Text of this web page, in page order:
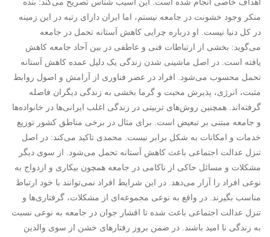
اهداف خاصی انجام شده است. این آسیب شناس تصریح می‌کند: بنده
منکر وجود خشونت در جامعه نیستم، اما ایران دارای رتبه در این زمینه
در کل دنیا نیست. او درباره چرایی کاهش آستانه تحمل در جامعه
می‌گوید: بخشی از ارتباطات فنی و عاطفی در بین آحاد جامعه کاهش
یافته است. در اصل ماشینی شدن زندگی یک دلیل عمده کاهش آستانه
تحمل محسوب می‌شود. افراد در عصر فناوری از آرامش و اصول روابط
مثبت، انرژی، پذیرش محبت و گرما بخشی به زندگی دیگران فاصله
گرفته‌اند. همچنین روش‌های تربیتی در زندگی اغلب ایرانی‌ها در خانواده‌ها
و جامعه مبتنی بر تبعیض‌ است. برای مثال در برخی مناطق کشور توزیع
خدمات و امکانات به شکل برابر نیست. محمدی تاکید می‌کند: در اصل
تنزل عدالت اجتماعی باعث کاهش آستانه تحمل می‌شود. از سوی دیگر
مشکلات و مسائل حاکی از ناکامی در جامعه همچون بیکاری و ازدواج به
نوعی افراد را آزار می‌دهد. در این شرایط افراد نمی‌توانند با خود ارتباط
مناسب بگیرند. در واقع به نوعی مجموعه‌ای از مشکلات، گرفتاری‌ها و
تنزل عدالت اجتماعی باعث شده تا اقشار جوان در جامعه به نوعی نسبت
به زندگی نا امید باشند. در ضمن بروز رفتارهای خشن از سوی والدین